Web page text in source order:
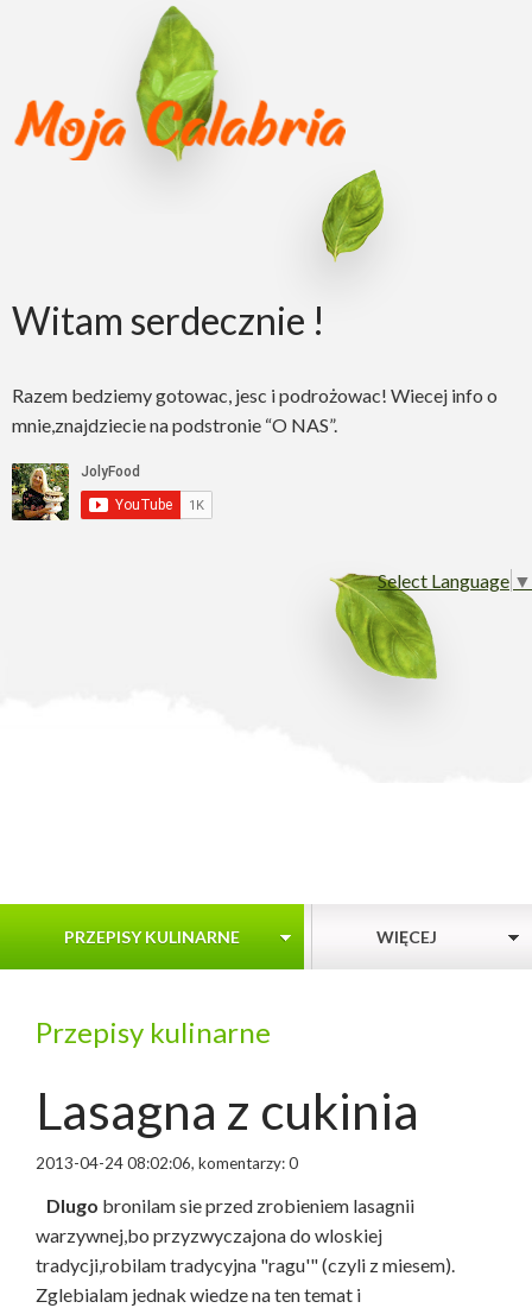
Witam serdecznie !
Razem bedziemy gotowac, jesc i podrożowac! Wiecej info o
mnie,znajdziecie na podstronie “O NAS”.
Select Language ▼
PRZEPISY KULINARNE WIĘCEJ
Przepisy kulinarne
Lasagna z cukinia
2013-04-24 08:02:06, komentarzy: 0
Dlugo bronilam sie przed zrobieniem lasagnii
warzywnej,bo przyzwyczajona do wloskiej
tradycji,robilam tradycyjna "ragu'" (czyli z miesem).
Zglebialam jednak wiedze na ten temat i